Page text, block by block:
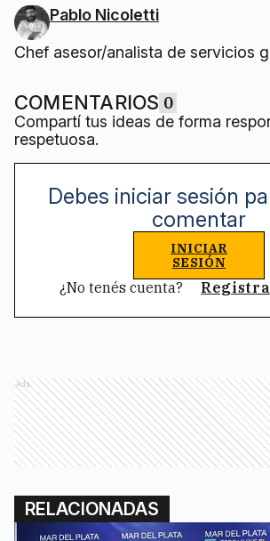
Pablo Nicoletti
Chef asesor/analista de servicios
COMENTARIOS 0
Compartí tus ideas de forma
respetuosa.
Debes iniciar sesión
comentar
INICIAR
SESIÓN
¿No tenés cuenta?
Ads
RELACIONADAS